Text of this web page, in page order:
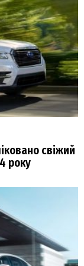
свіжий
року